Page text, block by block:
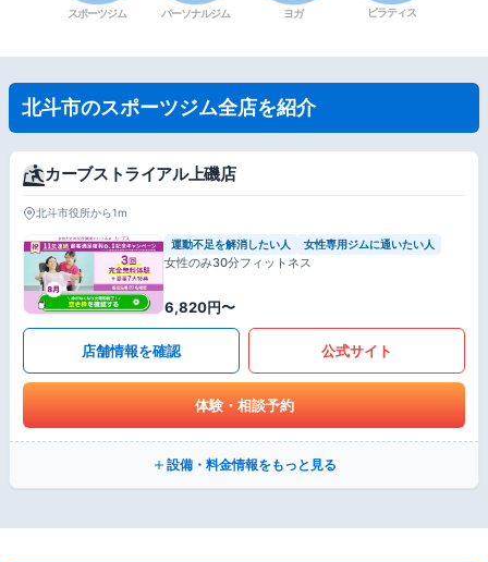
スポーツジム パーソナルジム ヨガ ピラティス
北斗市のスポーツジム全店を紹介
カーブストライアル上磯店
北斗市役所から1m
運動不足を解消したい人 女性専用ジムに通いたい人
女性のみ30分フィットネス
6,820円〜
店舗情報を確認 公式サイト
体験・相談予約
設備・料金情報をもっと見る